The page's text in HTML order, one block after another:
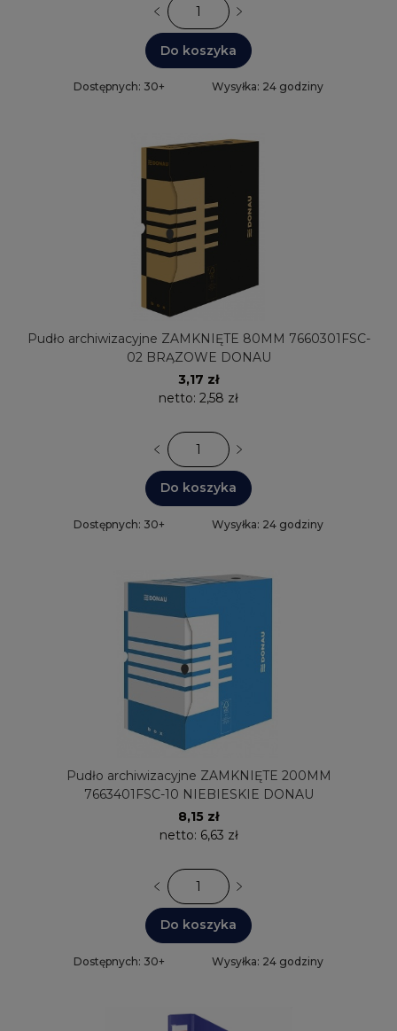
Do koszyka
Dostępnych: 30+ Wysyłka: 24 godziny
Pudło archiwizacyjne ZAMKNIĘTE 80MM 7660301FSC-
02 BRĄZOWE DONAU
3,17 zł
netto: 2,58 zł
Do koszyka
Dostępnych: 30+ Wysyłka: 24 godziny
Pudło archiwizacyjne ZAMKNIĘTE 200MM
7663401FSC-10 NIEBIESKIE DONAU
8,15 zł
netto: 6,63 zł
Do koszyka
Dostępnych: 30+ Wysyłka: 24 godziny